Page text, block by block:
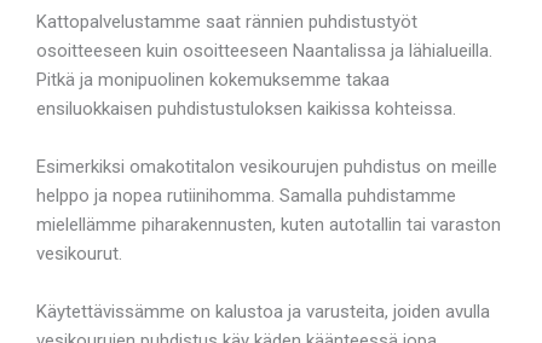
Kattopalvelustamme saat rännien puhdistustyöt
osoitteeseen kuin osoitteeseen Naantalissa ja lähialueilla.
Pitkä ja monipuolinen kokemuksemme takaa
ensiluokkaisen puhdistustuloksen kaikissa kohteissa.
Esimerkiksi omakotitalon vesikourujen puhdistus on meille
helppo ja nopea rutiinihomma. Samalla puhdistamme
mielellämme piharakennusten, kuten autotallin tai varaston
vesikourut.
Käytettävissämme on kalustoa ja varusteita, joiden avulla